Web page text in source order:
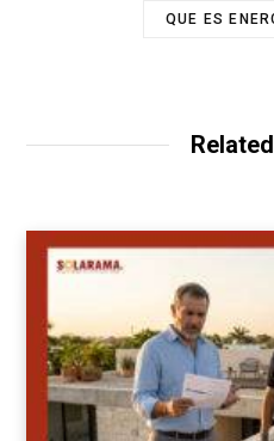
QUE ES